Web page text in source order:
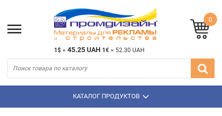
1$ = 45.25 UAH 1€ = 52.30 UAH
0
КАТАЛОГ ПРОДУКТОВ